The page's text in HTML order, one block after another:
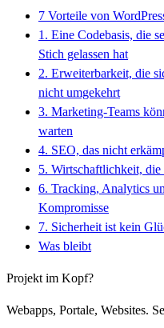
7 Vorteile von
1. Eine Codebasis, die
Stich gelassen hat
2. Erweiterbarkeit, die
nicht umgekehrt
3. Marketing-Teams
warten
4. SEO, das nicht
5. Wirtschaftlichkeit,
6. Tracking, Analytics
Kompromisse
7. Sicherheit ist kein
Was bleibt
Projekt im Kopf?
Webapps, Portale, Websites.